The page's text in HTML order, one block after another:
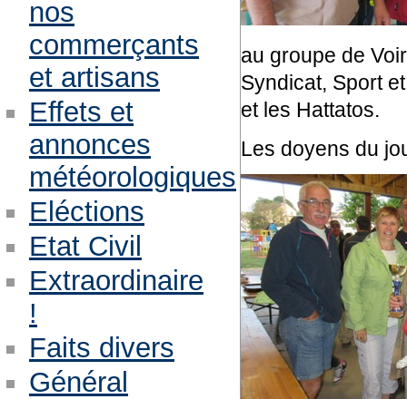
au groupe de
Syndicat, Sport
et les Hattatos.
Les doyens du
nos
commerçants
et artisans
Effets et
annonces
météorologiques
Eléctions
Etat Civil
Extraordinaire
!
Faits divers
Général